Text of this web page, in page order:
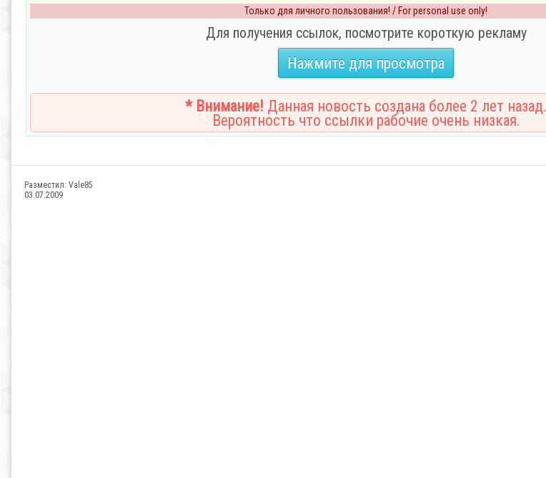
Только для личного пользования! / For personal use only!
Для получения ссылок, посмотрите короткую рекламу
Нажмите для просмотра
* Внимание! Данная новость создана более 2 лет назад.
Вероятность что ссылки рабочие очень низкая.
Разместил: Vale85
03.07.2009